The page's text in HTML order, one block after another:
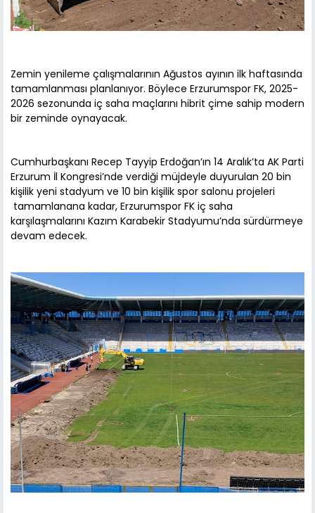
Zemin yenileme çalışmalarının Ağustos ayının ilk haftasında
tamamlanması planlanıyor. Böylece Erzurumspor FK, 2025-
2026 sezonunda iç saha maçlarını hibrit çime sahip modern
bir zeminde oynayacak.
Cumhurbaşkanı Recep Tayyip Erdoğan’ın 14 Aralık’ta AK Parti
Erzurum İl Kongresi’nde verdiği müjdeyle duyurulan 20 bin
kişilik yeni stadyum ve 10 bin kişilik spor salonu projeleri
tamamlanana kadar, Erzurumspor FK iç saha
karşılaşmalarını Kazım Karabekir Stadyumu’nda sürdürmeye
devam edecek.